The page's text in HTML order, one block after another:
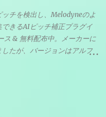
ッチを検出し、Melodyneのよ
きるAIピッチ補正プラグイ
ス & 無料配布中。メーカーに
たが、バージョンはアルフ